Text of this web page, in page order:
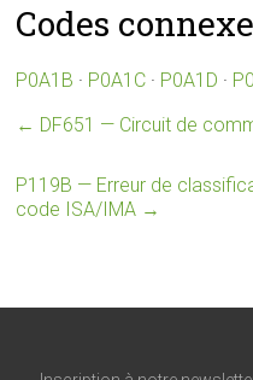
Codes
P0A1B · P0A1C · P0A1D ·
← DF651 — Circuit de
P119B — Erreur de
code ISA/IMA →